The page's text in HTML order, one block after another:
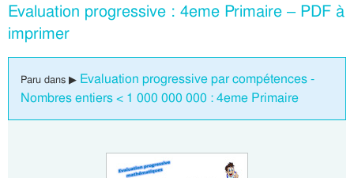
Evaluation progressive : 4eme Primaire – PDF à
imprimer
Paru dans ▶ Evaluation progressive par compétences -
Nombres entiers < 1 000 000 000 : 4eme Primaire